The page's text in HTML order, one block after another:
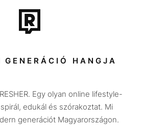
Tech-Tudomány
Sport
Társadalom
Utazás
Életmód
GENERÁCIÓ HANGJA
Egy olyan online lifestyle-
edukál és szórakoztat. Mi
generációt Magyarországon.